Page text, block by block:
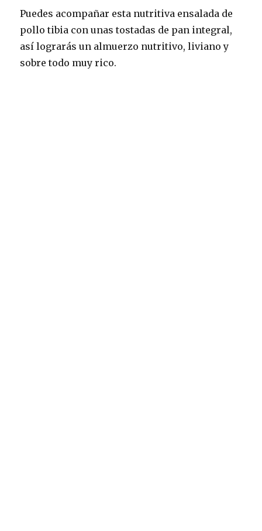
Puedes acompañar esta nutritiva ensalada de
pollo tibia con unas tostadas de pan integral,
así lograrás un almuerzo nutritivo, liviano y
sobre todo muy rico.